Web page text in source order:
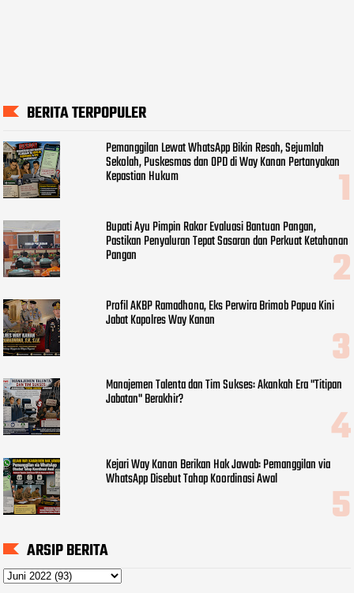
BERITA TERPOPULER
Pemanggilan Lewat WhatsApp Bikin Resah, Sejumlah
Sekolah, Puskesmas dan OPD di Way Kanan Pertanyakan
Kepastian Hukum
Bupati Ayu Pimpin Rakor Evaluasi Bantuan Pangan,
Pastikan Penyaluran Tepat Sasaran dan Perkuat Ketahanan
Pangan
Profil AKBP Ramadhona, Eks Perwira Brimob Papua Kini
Jabat Kapolres Way Kanan
Manajemen Talenta dan Tim Sukses: Akankah Era "Titipan
Jabatan" Berakhir?
Kejari Way Kanan Berikan Hak Jawab: Pemanggilan via
WhatsApp Disebut Tahap Koordinasi Awal
ARSIP BERITA